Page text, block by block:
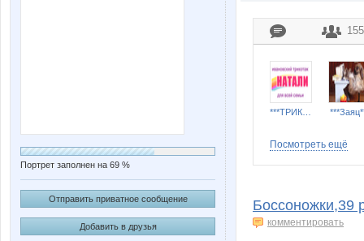
Портрет заполнен на 69 %
Отправить приватное сообщение
Добавить в друзья
155
Посмотреть ещё
Боссоножки,39
комментировать